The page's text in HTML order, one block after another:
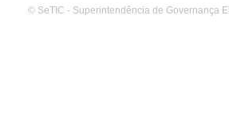
© SeTIC - Superintendência de Governança